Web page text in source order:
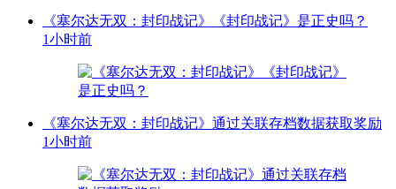
《塞尔达无双：封印战记》《封印战记》是正史吗？
1小时前
《塞尔达无双：封印战记》通过关联存档数据获取奖励
1小时前